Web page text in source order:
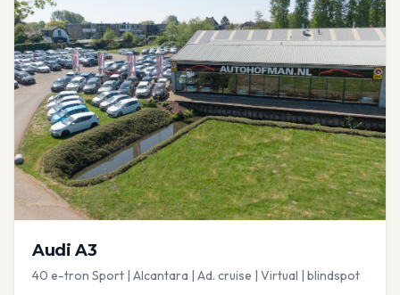
Audi A3
40 e-tron Sport | Alcantara | Ad. cruise | Virtual | blindspot